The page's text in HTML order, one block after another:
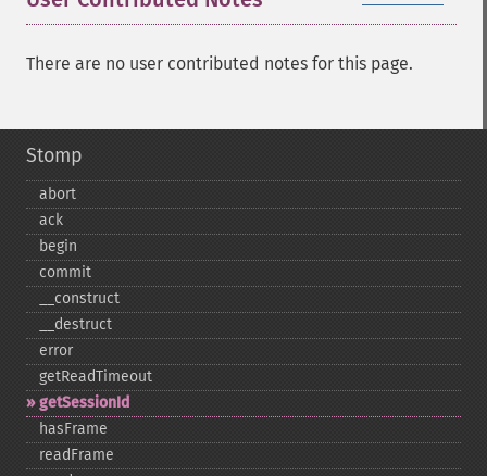
There are no user contributed notes for this page.
Stomp
abort
ack
begin
commit
_​_​construct
_​_​destruct
error
getReadTimeout
getSessionId
hasFrame
readFrame